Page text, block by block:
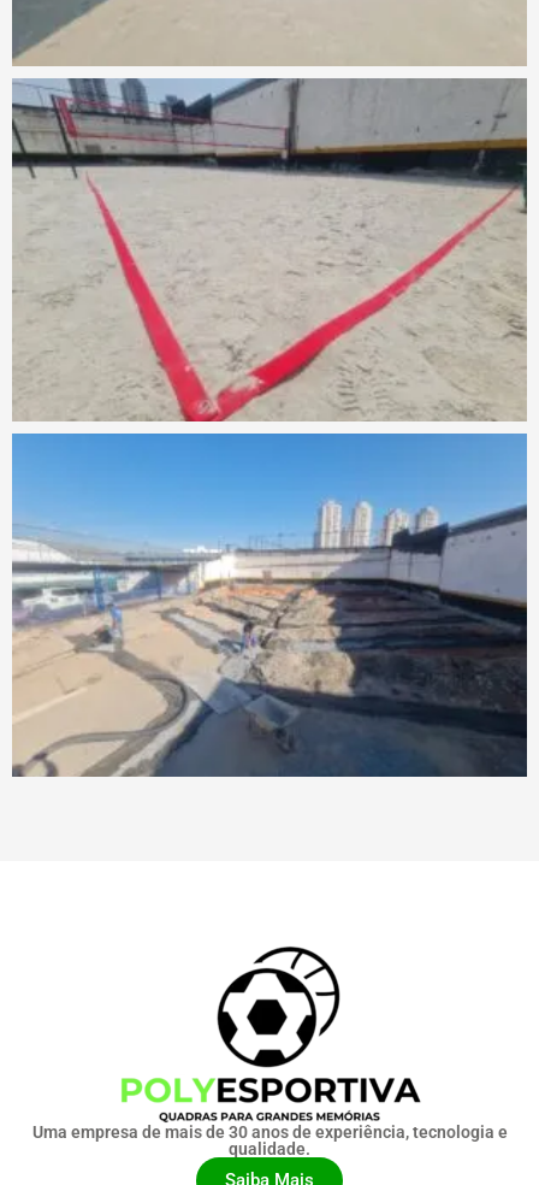
Uma empresa de mais de 30 anos de experiência, tecnologia e
qualidade.
Saiba Mais